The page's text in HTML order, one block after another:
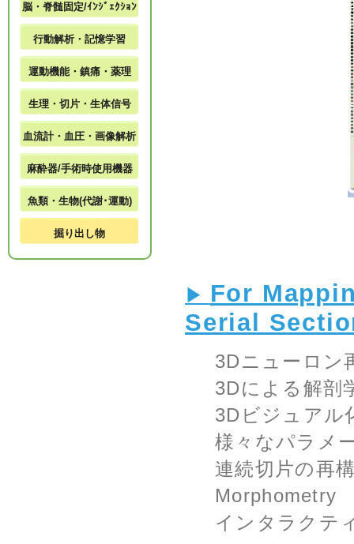
For
Serial
3Dニューロン
3Dによる解剖
3Dビジュアル
様々なパラメ
連続切片の再
Morphometry
インタラクテ
脳・脊髄固定/ｲﾝｼﾞｪｸｼｮﾝ
行動解析・記憶学習
運動機能・鎮痛・薬理
生理・切片・生体信号
血流計・血圧・画像解析
麻酔器/手術時使用機器
魚類・生物(代謝･運動)
掘り出し物